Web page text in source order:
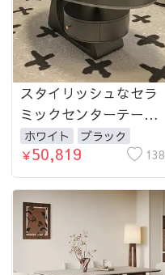
スタイリッシュなセラ
ミックセンターテーブ
ル - おしゃれデザイン
でおしゃれな空間に最
適 fel-2441-teatable
ホワイト
ブラック
￥50,819 138